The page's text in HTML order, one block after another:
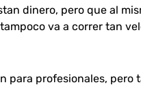
dinero, pero que al
va a correr tan
para profesionales, pero